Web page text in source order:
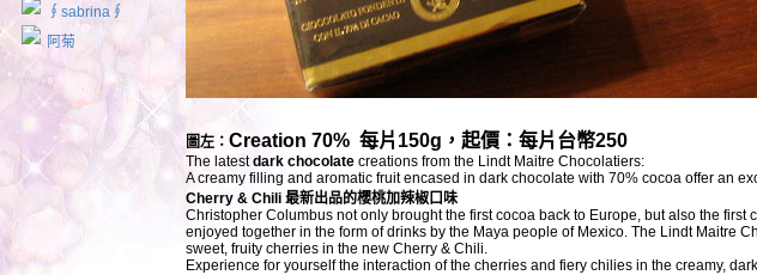
∮sabrina∮
阿菊
圖左： Creation 70% 每片150g，起價：每片台幣250
The latestdark chocolate creations from the Lindt Maitre Chocolatiers:
A creamy filling and aromatic fruit encased in dark chocolate with 70% cocoa offer an
Cherry & Chili 最新出品的櫻桃加辣椒口味
Christopher Columbus not only brought the first cocoa back to Europe, but also the first
enjoyed together in the form of drinks by the Maya people of Mexico. The Lindt Maitre
sweet, fruity cherries in the new Cherry & Chili.
Experience for yourself the interaction of the cherries and fiery chilies in the creamy,